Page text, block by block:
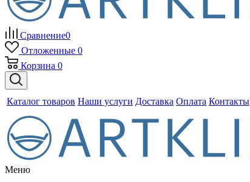
Сравнение0
Отложенные 0
Корзина 0
Каталог товаров Наши услуги Доставка Оплата Контакты
Меню